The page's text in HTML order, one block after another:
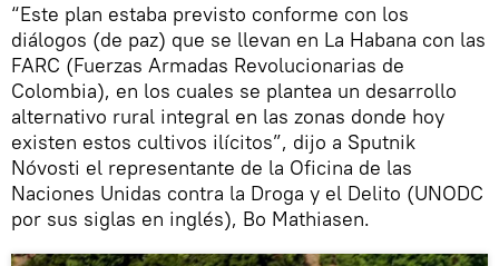
“Este plan estaba previsto conforme con los
diálogos (de paz) que se llevan en La Habana con las
FARC (Fuerzas Armadas Revolucionarias de
Colombia), en los cuales se plantea un desarrollo
alternativo rural integral en las zonas donde hoy
existen estos cultivos ilícitos”, dijo a Sputnik
Nóvosti el representante de la Oficina de las
Naciones Unidas contra la Droga y el Delito (UNODC
por sus siglas en inglés), Bo Mathiasen.